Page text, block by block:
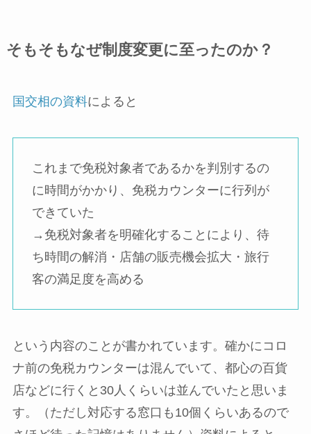
そもそもなぜ制度変更に至ったのか？
国交相の資料によると
これまで免税対象者であるかを判別するの
に時間がかかり、免税カウンターに行列が
できていた
→免税対象者を明確化することにより、待
ち時間の解消・店舗の販売機会拡大・旅行
客の満足度を高める
という内容のことが書かれています。確かにコロ
ナ前の免税カウンターは混んでいて、都心の百貨
店などに行くと30人くらいは並んでいたと思いま
す。（ただし対応する窓口も10個くらいあるので